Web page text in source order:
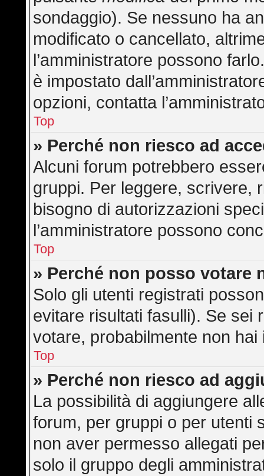
sondaggio). Se nessuno ha
modificato o cancellato,
l’amministratore possono
è impostato
opzioni, contatta
Top
» Perché non riesco ad
Alcuni forum potrebbero
gruppi. Per leggere, scrivere,
bisogno di autorizzazioni
l’amministratore possono
Top
» Perché non posso votare
Solo gli utenti registrati
evitare risultati fasulli). Se sei
votare, probabilmente non hai
Top
» Perché non riesco ad
La possibilità di aggiungere
forum, per gruppi o per utenti
non aver permesso allegati
solo il gruppo degli